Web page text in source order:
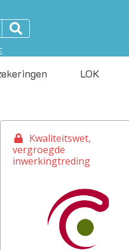
LOK
vergroegde
inwerkingtreding